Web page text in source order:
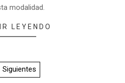
modalidad.
LEYENDO
Siguientes